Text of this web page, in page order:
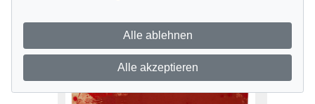
Alle ablehnen
Alle akzeptieren